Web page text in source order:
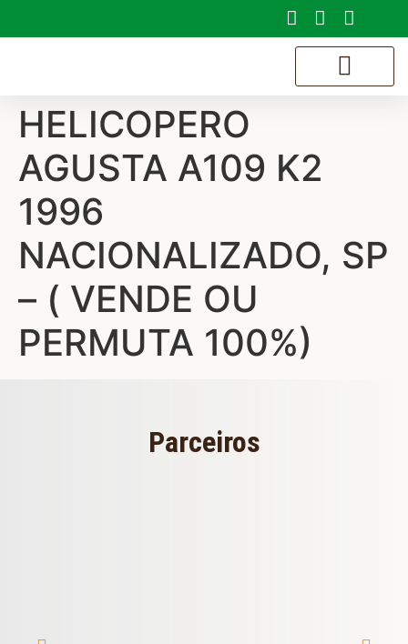
HELICOPERO
AGUSTA A109 K2
1996
NACIONALIZADO, SP
– ( VENDE OU
PERMUTA 100%)
Parceiros